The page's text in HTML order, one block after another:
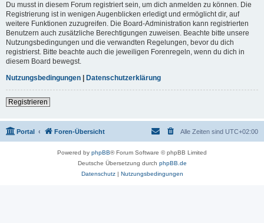
Du musst in diesem Forum registriert sein, um dich anmelden zu können. Die
Registrierung ist in wenigen Augenblicken erledigt und ermöglicht dir, auf
weitere Funktionen zuzugreifen. Die Board-Administration kann registrierten
Benutzern auch zusätzliche Berechtigungen zuweisen. Beachte bitte unsere
Nutzungsbedingungen und die verwandten Regelungen, bevor du dich
registrierst. Bitte beachte auch die jeweiligen Forenregeln, wenn du dich in
diesem Board bewegst.
Nutzungsbedingungen
Datenschutzerklärung
Registrieren
Portal Foren-Übersicht Alle Zeiten sind UTC+02:00
Powered by phpBB® Forum Software © phpBB Limited
Deutsche Übersetzung durch phpBB.de
Datenschutz
Nutzungsbedingungen